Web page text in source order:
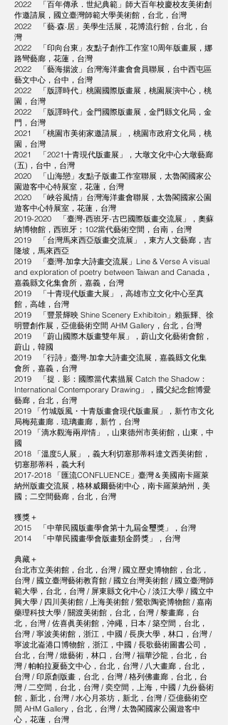
2022 「百年傳承．世紀典範」師大百年校慶校友美術創
作邀請展，國立臺灣師範大學美術館，台北，台灣
2022 「藝‧森‧居」美學生活展，花博流行館，台北，台
灣
2022 「印向台東」友點子創作工作室10周年版畫展，娜
路彎藝廊，花蓮，台灣
2022 「藝海揚波」台灣海洋畫會會員聯展，台中西屯區
藝文中心，台中，台灣
2022 「版譯時代」桃園國際版畫展，桃園展演中心，桃
園，台灣
2022 「版譯時代」金門國際版畫展，金門縣文化局，金
門，台灣
2021 「桃園市美術家邀請展」，桃園市政府文化局，桃
園，台灣
2021 「2021十青現代版畫展」，大墩文化中心大墩藝廊
(五)，台中，台灣
2020 「山海戀」友點子版畫工作室聯展，太魯閣國家公
園遊客中心特展室，花蓮，台灣
2020 「峽谷風情」台灣海洋畫會聯展，太魯閣國家公園
遊客中心特展室，花蓮，台灣
2019-2020 「臺灣-西班牙-古巴國際版畫交流展」，奧蘇
納博物館，西班牙；102當代藝術空間，台南，台灣
2019 「台灣馬來西亞版畫交流展」，東方人文藝廊，吉
隆坡，馬來西亞
2019 「臺灣-加拿大詩畫交流展」Line & Verse A visual
and exploration of poetry between Taiwan and Canada，
嘉義縣文化集會所，嘉義，台灣
2019 「十青現代版畫大展」，高雄市立文化中心至真
館，高雄，台灣
2019 「豐景輝映 Shine Scenery Exhibitoin」賴振輝、徐
明豐創作展，亞億藝術空間 AHM Gallery，台北，台灣
2019 「蔚山國際木版畫雙年展」，蔚山文化藝術會館，
蔚山，韓國
2019 「行詩」臺灣-加拿大詩畫交流展，嘉義縣文化集
會所，嘉義，台灣
2019 「捉．影：國際當代素描展 Catch the Shadow：
International Contemporary Drawing」，國父紀念館博愛
藝廊，台北，台灣
2019 「竹城版風・十青版畫會現代版畫展」，新竹市文化
局梅苑畫廊．琉璃畫廊，新竹，台灣
2019 「滴水觀海兩岸情」，山東德州市美術館，山東，中
國
2018 「溫度5人展」，義大利切塞那蒂科達文西美術館，
切塞那蒂科，義大利
2017-2018 「匯流CONFLUENCE」臺灣＆美國南卡羅萊
納州版畫交流展，格林威爾藝術中心，南卡羅萊納州，美
國；二空間藝廊，台北，台灣
獲獎＋
2015 「中華民國版畫學會第十九屆金璽獎」，台灣
2014 「中華民國畫學會版畫類金爵獎」，台灣
典藏＋
台北市立美術館，台北，台灣 / 國立歷史博物館，台北，
台灣 / 國立臺灣藝術教育館 / 國立台灣美術館 / 國立臺灣師
範大學，台北，台灣 / 屏東縣文化中心 / 淡江大學 / 國立中
興大學 / 四川美術館 / 上海美術館 / 鶯歌陶瓷博物館 / 嘉南
藥理科技大學 / 關渡美術館，台北，台灣 / 黎畫廊，台
北，台灣 / 佐喜眞美術館，沖繩，日本 / 築空間，台北，
台灣 / 寧波美術館，浙江，中國 / 長庚大學，林口，台灣 /
寧波北崙港口博物館，浙江，中國 / 長歌藝術圖書公司，
台北，台灣 / 焮藝術，林口，台灣 / 福華沙龍，台北，台
灣 / 帕帕拉夏藝文中心，台北，台灣 / 八大畫廊，台北，
台灣 / 印原創版畫，台北，台灣 / 格列佛畫廊，台北，台
灣 / 二空間，台北，台灣 / 奕空間，上海，中國 / 九份藝術
館，新北，台灣 / 水心月茶坊，新北，台灣 / 亞億藝術空
間 AHM Gallery，台北，台灣 / 太魯閣國家公園遊客中
心，花蓮，台灣